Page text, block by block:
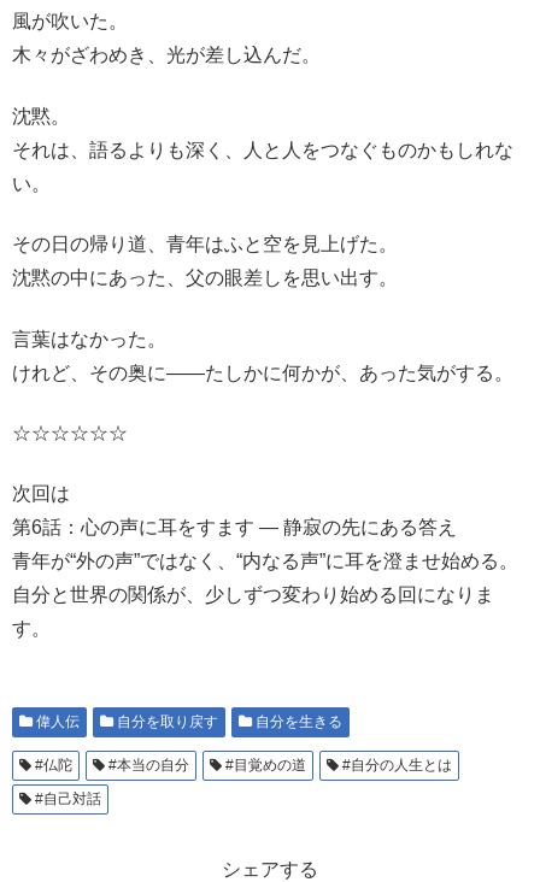
風が吹いた。
木々がざわめき、光が差し込んだ。
沈黙。
それは、語るよりも深く、人と人をつなぐものかもしれな
い。
その日の帰り道、青年はふと空を見上げた。
沈黙の中にあった、父の眼差しを思い出す。
言葉はなかった。
けれど、その奥に――たしかに何かが、あった気がする。
☆☆☆☆☆☆
次回は
第6話：心の声に耳をすます ― 静寂の先にある答え
青年が“外の声”ではなく、“内なる声”に耳を澄ませ始める。
自分と世界の関係が、少しずつ変わり始める回になりま
す。
偉人伝 自分を取り戻す 自分を生きる
#仏陀 #本当の自分 #目覚めの道
#自分の人生とは
#自己対話
シェアする